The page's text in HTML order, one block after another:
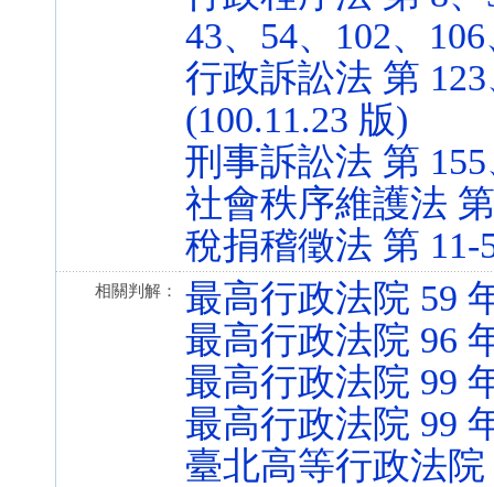
43、54、102、
行政訴訟法 第
(100.11.23 版)
刑事訴訟法 第
社會秩序維護法
稅捐稽徵法 第 11-
相關判解：
最高行政法院 59
最高行政法院 96
最高行政法院 99
最高行政法院 99
臺北高等行政法